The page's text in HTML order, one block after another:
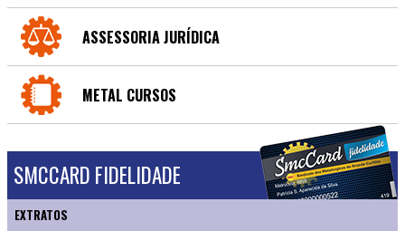
ASSESSORIA JURÍDICA
METAL CURSOS
SMCCARD FIDELIDADE
EXTRATOS